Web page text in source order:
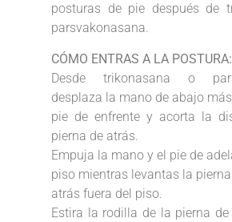
posturas de pie después de
parsvakonasana.
CÓMO ENTRAS A LA POSTURA:
Desde trikonasana o
desplaza la mano de abajo
pie de enfrente y acorta la
pierna de atrás.
Empuja la mano y el pie de
piso mientras levantas la
atrás fuera del piso.
Estira la rodilla de la pierna